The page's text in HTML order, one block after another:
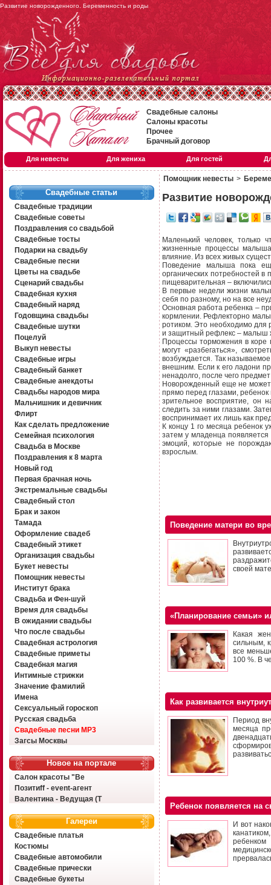
Развитие новорожденного. Беременность и роды
Свадебные салоны
Салоны красоты
Прочее
Брачный договор
Для невесты Для жениха Для гостей
Свадебные статьи
Свадебные традиции
Свадебные советы
Поздравления со свадьбой
Свадебные тосты
Подарки на свадьбу
Свадебные песни
Цветы на свадьбе
Сценарий свадьбы
Свадебная кухня
Свадебный наряд
Годовщина свадьбы
Свадебные шутки
Поцелуй
Выкуп невесты
Свадебные игры
Свадебный банкет
Свадебные анекдоты
Свадьбы народов мира
Мальчишник и девичник
Флирт
Как сделать предложение
Семейная психология
Свадьба в Москве
Поздравления к 8 марта
Новый год
Первая брачная ночь
Экстремальные свадьбы
Свадебный стол
Брак и закон
Тамада
Оформление свадеб
Свадебный этикет
Организация свадьбы
Букет невесты
Помощник невесты
Институт брака
Свадьба и Фен-шуй
Время для свадьбы
В ожидании свадьбы
Что после свадьбы
Свадебная астрология
Свадебные приметы
Свадебная магия
Интимные стрижки
Значение фамилий
Имена
Сексуальный гороскоп
Русская свадьба
Свадебные песни MP3
Загсы Москвы
Новое на портале
Салон красоты "Ве
Позитиff - event-агент
Валентина - Ведущая (Т
Галереи
Свадебные платья
Костюмы
Свадебные автомобили
Свадебные прически
Свадебные букеты
Помощник невесты >
Развитие
Маленький человек, только
жизненные процессы
влияние. Из всех живых
Поведение малыша пока
органических потребностей
пищеварительная –
В первые недели жизни
себя по разному, но на все
Основная работа ребенка –
кормлении. Рефлекторно
ротиком. Это необходимо для
и защитный рефлекс – малыш
Процессы торможения в коре
могут «разбегаться»,
возбуждается. Так
внешним. Если к его ладони
ненадолго, после чего
Новорожденный еще не может
прямо перед глазами, ребенок
зрительное восприятие, он
следить за ними глазами.
воспринимает их лишь как
К концу 1 го месяца ребенок
затем у младенца
эмоций, которые не
взрослым.
Поведение матери во
своей
«Планирование семьи»
Какая
сильным,
все
100 %. В
Как развивается
Период
месяца
Ребенок появляется на
И вот